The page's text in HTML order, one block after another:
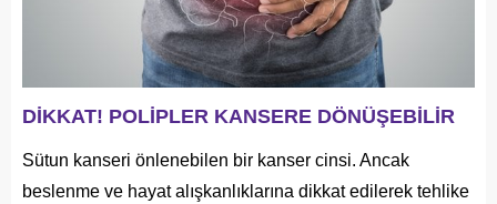
DİKKAT! POLİPLER KANSERE DÖNÜŞEBİLİR
Sütun kanseri önlenebilen bir kanser cinsi. Ancak
beslenme ve hayat alışkanlıklarına dikkat edilerek tehlike